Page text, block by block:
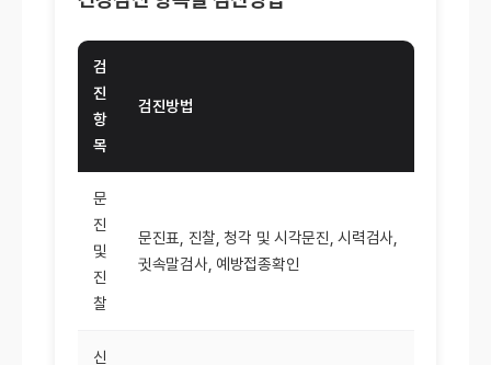
검
진
항
목
검진방법
문
진
및
진
찰
문진표, 진찰, 청각 및 시각문진, 시력검사,
귓속말검사, 예방접종확인
신